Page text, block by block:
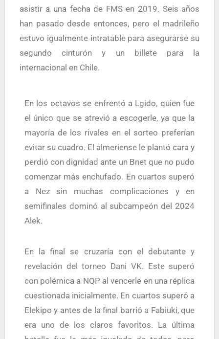
asistir a una fecha de FMS en 2019. Seis años
han pasado desde entonces, pero el madrileño
estuvo igualmente intratable para asegurarse su
segundo cinturón y un billete para la
internacional en Chile.
En los octavos se enfrentó a Lgido, quien fue
el único que se atrevió a escogerle, ya que la
mayoría de los rivales en el sorteo preferían
evitar su cuadro. El almeriense le plantó cara y
perdió con dignidad ante un Bnet que no pudo
comenzar más enchufado. En cuartos superó
a Nez sin muchas complicaciones y en
semifinales dominó al subcampeón del 2024
Alek.
En la final se cruzaría con el debutante y
revelación del torneo Dani VK. Este superó
con polémica a NQP al vencerle en una réplica
cuestionada inicialmente. En cuartos superó a
Elekipo y antes de la final barrió a Fabiuki, que
era uno de los claros favoritos. La última